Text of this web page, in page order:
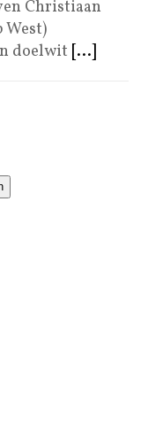
Christiaan
West)
doelwit [...]